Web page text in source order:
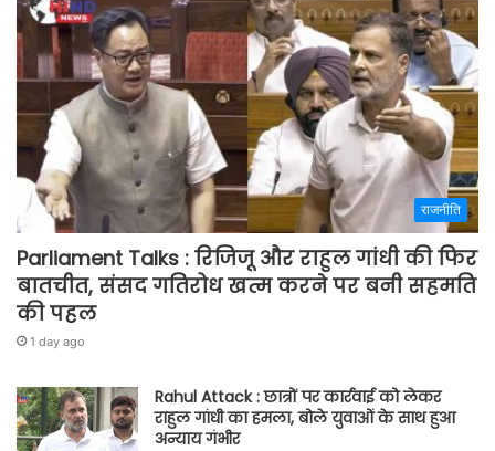
राजनीति
Parliament Talks : रिजिजू और राहुल गांधी की फिर
बातचीत, संसद गतिरोध खत्म करने पर बनी सहमति
की पहल
1 day ago
Rahul Attack : छात्रों पर कार्रवाई को लेकर
राहुल गांधी का हमला, बोले युवाओं के साथ हुआ
अन्याय गंभीर